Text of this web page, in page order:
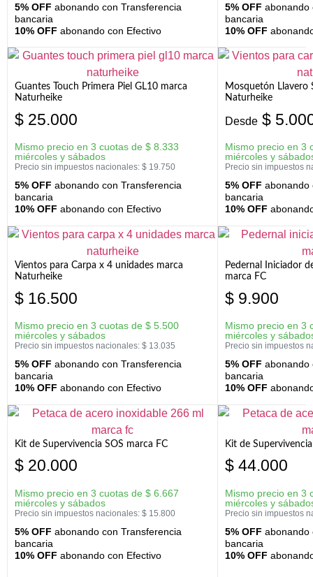
5% OFF abonando con Transferencia
bancaria
10% OFF abonando con Efectivo
5% OFF abonando
bancaria
10% OFF
Guantes Touch Primera Piel GL10 marca
Naturheike
$ 25.000
Mismo precio en 3 cuotas de $ 8.333
miércoles y sábados
Precio sin impuestos nacionales: $ 19.750
5% OFF abonando con Transferencia
bancaria
10% OFF abonando con Efectivo
Mosquetón Llavero
Naturheike
Desde $
Mismo precio en 3
miércoles y
Precio sin impuestos
5% OFF abonando
bancaria
10% OFF
Vientos para Carpa x 4 unidades marca
Naturheike
$ 16.500
Mismo precio en 3 cuotas de $ 5.500
miércoles y sábados
Precio sin impuestos nacionales: $ 13.035
5% OFF abonando con Transferencia
bancaria
10% OFF abonando con Efectivo
Pedernal Iniciador
marca FC
$ 9.900
Mismo precio en 3
miércoles y
Precio sin impuestos
5% OFF abonando
bancaria
10% OFF
Kit de Supervivencia SOS marca FC
$ 20.000
Mismo precio en 3 cuotas de $ 6.667
miércoles y sábados
Precio sin impuestos nacionales: $ 15.800
5% OFF abonando con Transferencia
bancaria
10% OFF abonando con Efectivo
Kit de
$ 44.000
Mismo precio en 3
miércoles y
Precio sin impuestos
5% OFF abonando
bancaria
10% OFF